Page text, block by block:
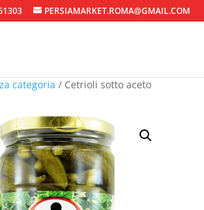
PERSIAMARKET.ROMA@GMAIL.COM
categoria / Cetrioli sotto aceto